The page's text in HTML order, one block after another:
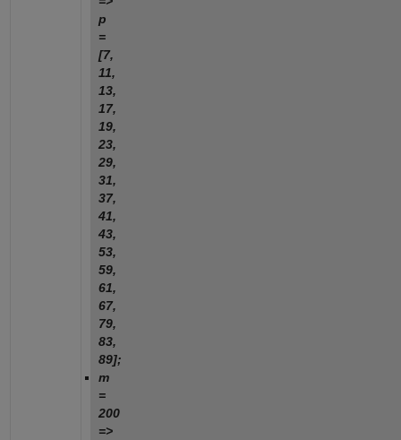
p
=
[7,
11,
13,
17,
19,
23,
29,
31,
37,
41,
43,
53,
59,
61,
67,
79,
83,
89];
m
=
200
=>